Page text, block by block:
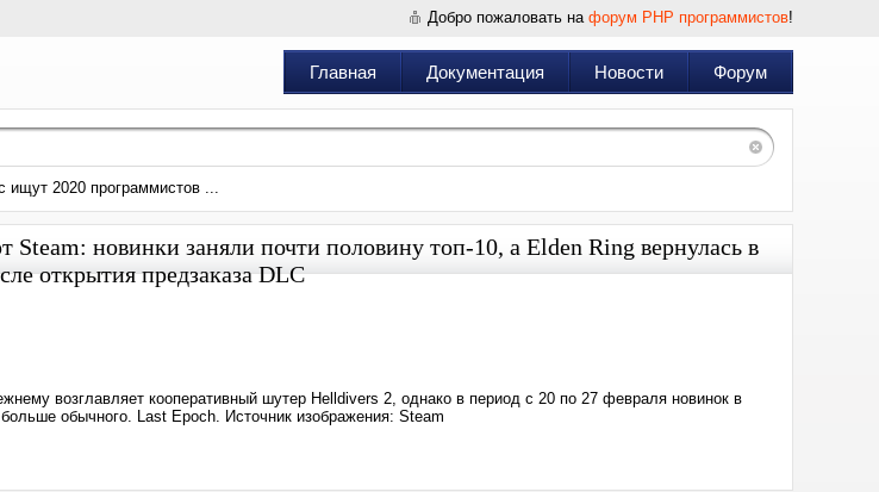
Добро пожаловать на форум PHP программистов!
Главная Документация Новости Форум
ищут 2020 программистов ...
Steam: новинки заняли почти половину топ-10, а Elden Ring вернулась в
открытия предзаказа DLC
возглавляет кооперативный шутер Helldivers 2, однако в период с 20 по 27 февраля новинок в
обычного. Last Epoch. Источник изображения: Steam